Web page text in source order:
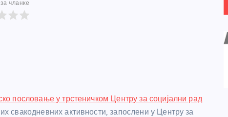
чланке
пословање у трстеничком Центру за социјални рад
свакодневних активности, запослени у Центру за